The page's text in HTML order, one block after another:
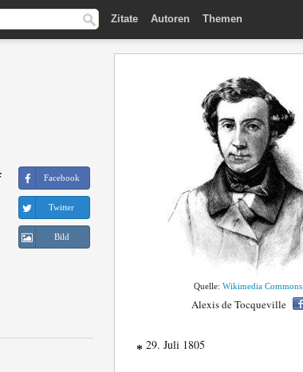
Zitate Autoren Themen
Facebook
Twitter
Bild
Quelle: Wikimedia Commons
Alexis de Tocqueville
* 29. Juli 1805